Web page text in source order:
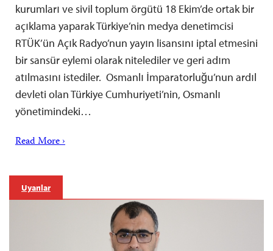
kurumları ve sivil toplum örgütü 18 Ekim’de ortak bir
açıklama yaparak Türkiye’nin medya denetimcisi
RTÜK’ün Açık Radyo’nun yayın lisansını iptal etmesini
bir sansür eylemi olarak nitelediler ve geri adım
atılmasını istediler. Osmanlı İmparatorluğu’nun ardıl
devleti olan Türkiye Cumhuriyeti’nin, Osmanlı
yönetimindeki…
Read More ›
Uyarılar